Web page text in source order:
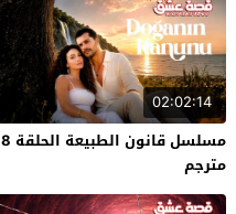
02:02:14
مسلسل قانون الطبيعة الحلقة 8
مترجم